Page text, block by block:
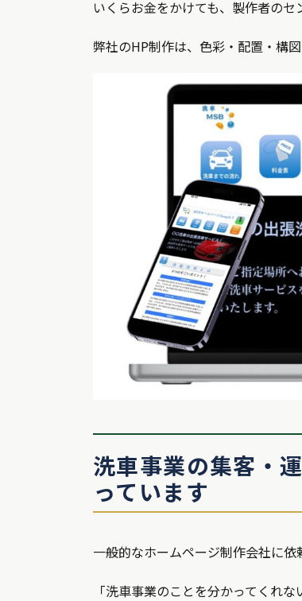
いくらお金をかけても、製作者のセ
弊社のHP制作は、色彩・配置・構
洗車事業の集客・
っています
一般的なホームページ制作会社に依
「洗車事業のことを分かってくれ